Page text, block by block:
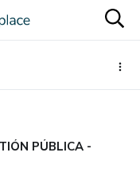
PÚBLICA -